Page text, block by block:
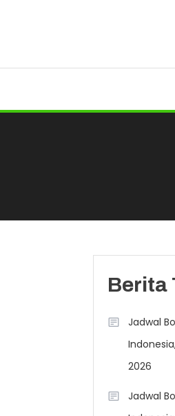
Berita
Jadwal
2026
Jadwal